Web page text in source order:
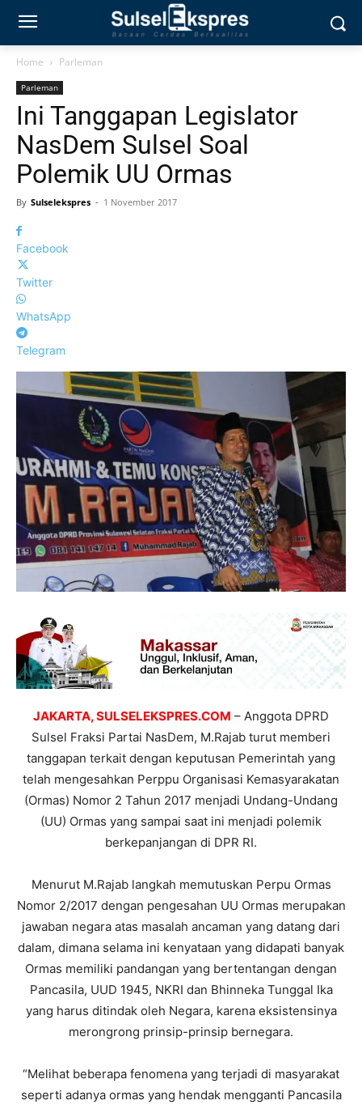
Home Parleman
Parleman
Ini Tanggapan Legislator
NasDem Sulsel Soal
Polemik UU Ormas
By Sulselekspres - 1 November 2017
Facebook
Twitter
WhatsApp
Telegram
JAKARTA, SULSELEKSPRES.COM – Anggota DPRD
Sulsel Fraksi Partai NasDem, M.Rajab turut memberi
tanggapan terkait dengan keputusan Pemerintah yang
telah mengesahkan Perppu Organisasi Kemasyarakatan
(Ormas) Nomor 2 Tahun 2017 menjadi Undang-Undang
(UU) Ormas yang sampai saat ini menjadi polemik
berkepanjangan di DPR RI.
Menurut M.Rajab langkah memutuskan Perpu Ormas
Nomor 2/2017 dengan pengesahan UU Ormas merupakan
jawaban negara atas masalah ancaman yang datang dari
dalam, dimana selama ini kenyataan yang didapati banyak
Ormas memiliki pandangan yang bertentangan dengan
Pancasila, UUD 1945, NKRI dan Bhinneka Tunggal Ika
yang harus ditindak oleh Negara, karena eksistensinya
merongrong prinsip-prinsip bernegara.
“Melihat beberapa fenomena yang terjadi di masyarakat
seperti adanya ormas yang hendak mengganti Pancasila